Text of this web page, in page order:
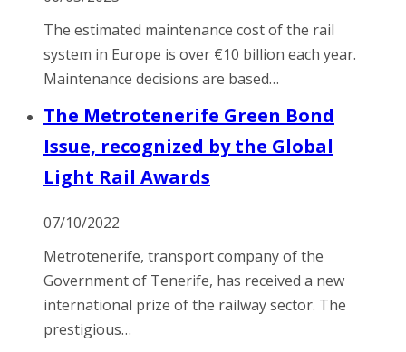
The estimated maintenance cost of the rail
system in Europe is over €10 billion each year.
Maintenance decisions are based…
The Metrotenerife Green Bond
Issue, recognized by the Global
Light Rail Awards
07/10/2022
Metrotenerife, transport company of the
Government of Tenerife, has received a new
international prize of the railway sector. The
prestigious…